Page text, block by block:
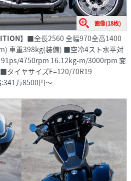
画像(18枚)
】 ■全長2560 全幅970全高1400
車重398kg(装備) ■空冷4スト水平対
91ps/4750rpm 16.12kg-m/3000rpm 変
タイヤサイズF=120/70R19
万8500円～